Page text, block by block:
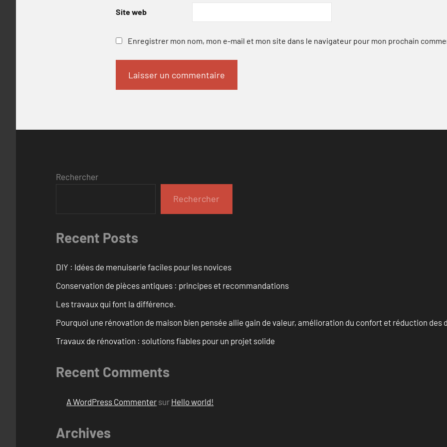
Site web
Enregistrer mon nom, mon e-mail et mon site dans le navigateur pour mon prochain
Rechercher
Rechercher
Recent Posts
DIY : Idées de menuiserie faciles pour les novices
Conservation de pièces antiques : principes et recommandations
Les travaux qui font la différence.
Pourquoi une rénovation de maison bien pensée allie gain de valeur, amélioration du confort et réduction des
Travaux de rénovation : solutions fiables pour un projet solide
Recent Comments
A WordPress Commenter sur Hello world!
Archives